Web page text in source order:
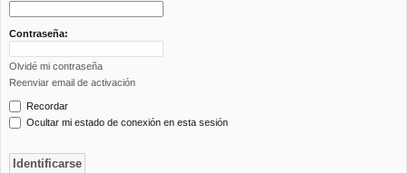
Contraseña:
Olvidé mi contraseña
Reenviar email de activación
Recordar
Ocultar mi estado de conexión en esta sesión